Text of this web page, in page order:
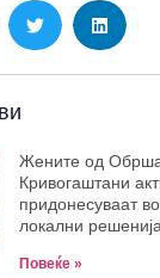
Жените од
Кривогаштани
придонесуваат
локални
Повеќе »